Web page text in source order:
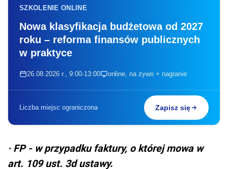
SZKOLENIE ONLINE
Nowa klasyfikacja budżetowa od 2027
roku – reforma finansów publicznych
w praktyce
26.08.2026 r., 9:00-13:00 online, na żywo + nagranie
Liczba miejsc ograniczona Zapisz się
· FP - w przypadku faktury, o której mowa w
art. 109 ust. 3d ustawy.